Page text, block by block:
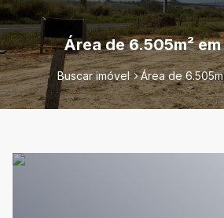
Área de 6.505m² em
Buscar imóvel Área de